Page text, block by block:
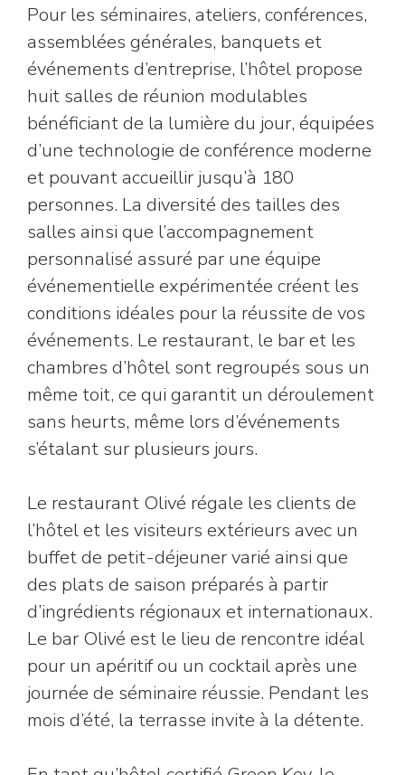
Pour les séminaires, ateliers, conférences,
assemblées générales, banquets et
événements d’entreprise, l’hôtel propose
huit salles de réunion modulables
bénéficiant de la lumière du jour, équipées
d’une technologie de conférence moderne
et pouvant accueillir jusqu’à 180
personnes. La diversité des tailles des
salles ainsi que l’accompagnement
personnalisé assuré par une équipe
événementielle expérimentée créent les
conditions idéales pour la réussite de vos
événements. Le restaurant, le bar et les
chambres d’hôtel sont regroupés sous un
même toit, ce qui garantit un déroulement
sans heurts, même lors d’événements
s’étalant sur plusieurs jours.
Le restaurant Olivé régale les clients de
l’hôtel et les visiteurs extérieurs avec un
buffet de petit-déjeuner varié ainsi que
des plats de saison préparés à partir
d’ingrédients régionaux et internationaux.
Le bar Olivé est le lieu de rencontre idéal
pour un apéritif ou un cocktail après une
journée de séminaire réussie. Pendant les
mois d’été, la terrasse invite à la détente.